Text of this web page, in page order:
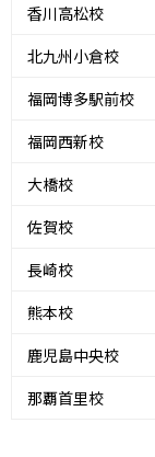
香川高松校
北九州小倉校
福岡博多駅前校
福岡西新校
大橋校
佐賀校
長崎校
熊本校
鹿児島中央校
那覇首里校